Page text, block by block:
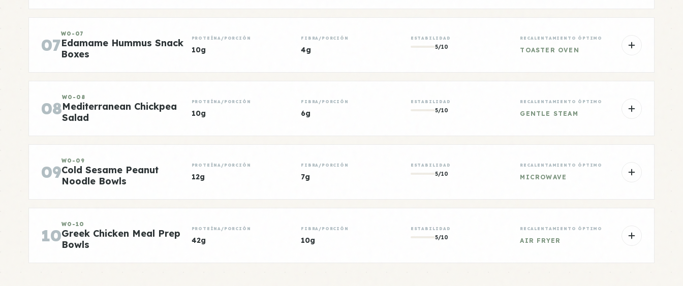
07
WO-07
Edamame Hummus Snack
Boxes
PROTEÍNA/PORCIÓN
10g
FIBRA/PORCIÓN
4g
ESTABILIDAD
5/10
RECALENTAMIENTO ÓPTIMO
TOASTER OVEN
08
WO-08
Mediterranean Chickpea
Salad
PROTEÍNA/PORCIÓN
10g
FIBRA/PORCIÓN
6g
ESTABILIDAD
5/10
RECALENTAMIENTO ÓPTIMO
GENTLE STEAM
09
WO-09
Cold Sesame Peanut
Noodle Bowls
PROTEÍNA/PORCIÓN
12g
FIBRA/PORCIÓN
7g
ESTABILIDAD
5/10
RECALENTAMIENTO ÓPTIMO
MICROWAVE
10
WO-10
Greek Chicken Meal Prep
Bowls
PROTEÍNA/PORCIÓN
42g
FIBRA/PORCIÓN
10g
ESTABILIDAD
5/10
RECALENTAMIENTO ÓPTIMO
AIR FRYER